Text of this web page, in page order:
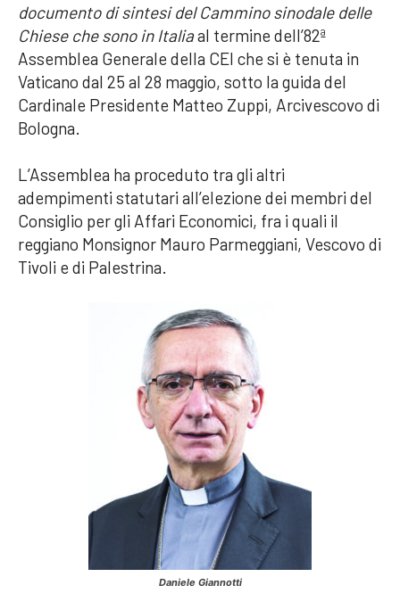
documento di sintesi del Cammino sinodale delle
Chiese che sono in Italiaal termine dell’82ª
Assemblea Generale della CEI che si è tenuta in
Vaticano dal 25 al 28 maggio, sotto la guida del
Cardinale Presidente Matteo Zuppi, Arcivescovo di
Bologna.
L’Assemblea ha proceduto tra gli altri
adempimenti statutari all’elezione dei membri del
Consiglio per gli Affari Economici, fra i quali il
reggiano Monsignor Mauro Parmeggiani, Vescovo di
Tivoli e di Palestrina.
Daniele Giannotti